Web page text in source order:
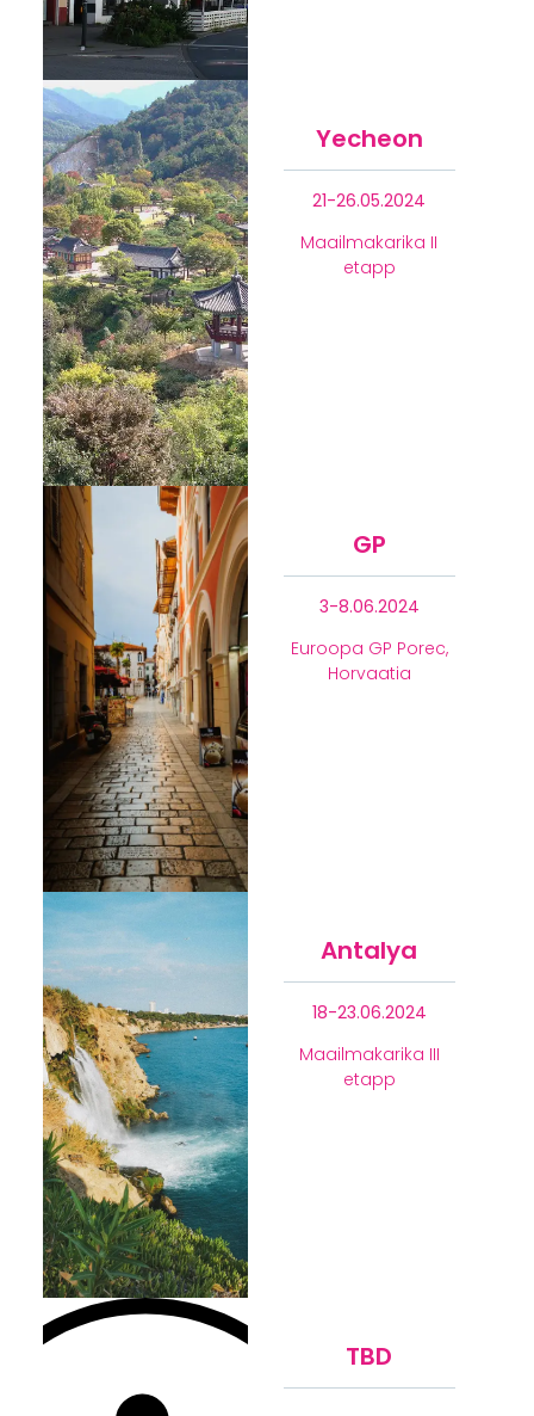
Yecheon
21-26.05.2024
Maailmakarika II
etapp
GP
3-8.06.2024
Euroopa GP Porec,
Horvaatia
Antalya
18-23.06.2024
Maailmakarika III
etapp
TBD